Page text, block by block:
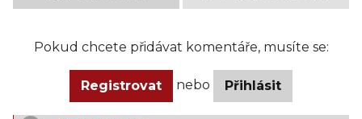
Pokud chcete přidávat komentáře, musíte se:
Registrovat nebo Přihlásit